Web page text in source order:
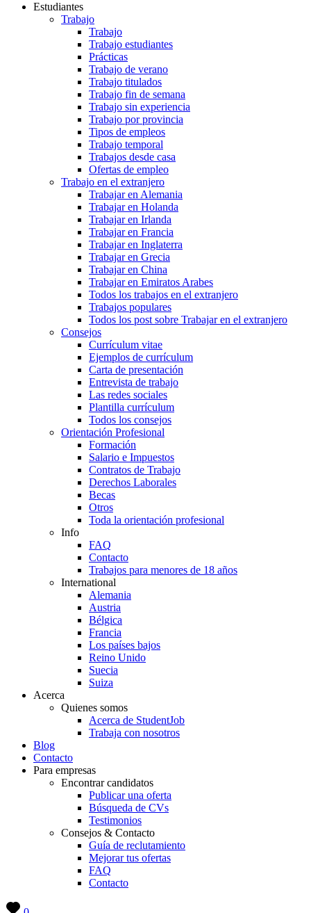
Estudiantes
Trabajo
Trabajo
Trabajo estudiantes
Prácticas
Trabajo de verano
Trabajo titulados
Trabajo fin de semana
Trabajo sin experiencia
Trabajo por provincia
Tipos de empleos
Trabajo temporal
Trabajos desde casa
Ofertas de empleo
Trabajo en el extranjero
Trabajar en Alemania
Trabajar en Holanda
Trabajar en Irlanda
Trabajar en Francia
Trabajar en Inglaterra
Trabajar en Grecia
Trabajar en China
Trabajar en Emiratos Arabes
Todos los trabajos en el extranjero
Trabajos populares
Todos los post sobre Trabajar en el extranjero
Consejos
Currículum vitae
Ejemplos de currículum
Carta de presentación
Entrevista de trabajo
Las redes sociales
Plantilla currículum
Todos los consejos
Orientación Profesional
Formación
Salario e Impuestos
Contratos de Trabajo
Derechos Laborales
Becas
Otros
Toda la orientación profesional
Info
FAQ
Contacto
Trabajos para menores de 18 años
International
Alemania
Austria
Bélgica
Francia
Los países bajos
Reino Unido
Suecia
Suiza
Acerca
Quienes somos
Acerca de StudentJob
Trabaja con nosotros
Blog
Contacto
Para empresas
Encontrar candidatos
Publicar una oferta
Búsqueda de CVs
Testimonios
Consejos & Contacto
Guía de reclutamiento
Mejorar tus ofertas
FAQ
Contacto